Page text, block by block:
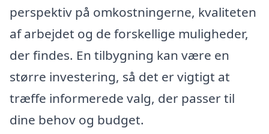
perspektiv på omkostningerne, kvaliteten
af arbejdet og de forskellige muligheder,
der findes. En tilbygning kan være en
større investering, så det er vigtigt at
træffe informerede valg, der passer til
dine behov og budget.